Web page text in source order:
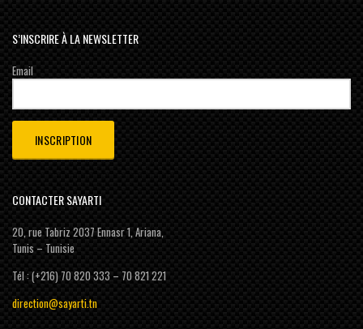
S’INSCRIRE À LA NEWSLETTER
Email
CONTACTER SAYARTI
20, rue Tabriz 2037 Ennasr 1, Ariana,
Tunis – Tunisie
Tél : (+216) 70 820 333 – 70 821 221
direction@sayarti.tn